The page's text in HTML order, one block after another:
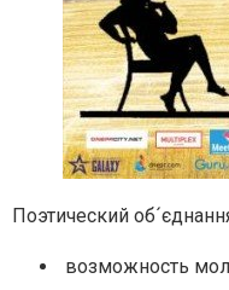
Поэтический об´
возможность